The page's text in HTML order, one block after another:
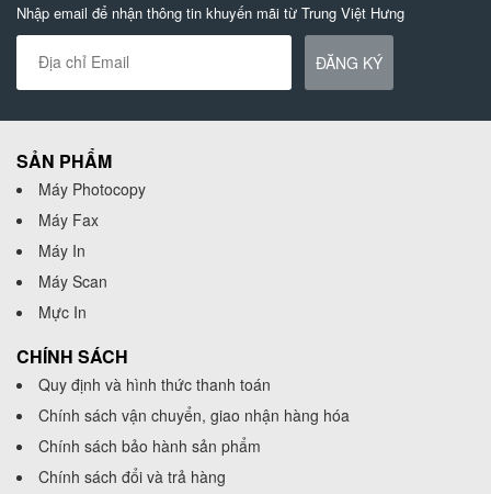
Nhập email để nhận thông tin khuyến mãi từ Trung Việt Hưng
ĐĂNG KÝ
SẢN PHẨM
Máy Photocopy
Máy Fax
Máy In
Máy Scan
Mực In
CHÍNH SÁCH
Quy định và hình thức thanh toán
Chính sách vận chuyển, giao nhận hàng hóa
Chính sách bảo hành sản phẩm
Chính sách đổi và trả hàng